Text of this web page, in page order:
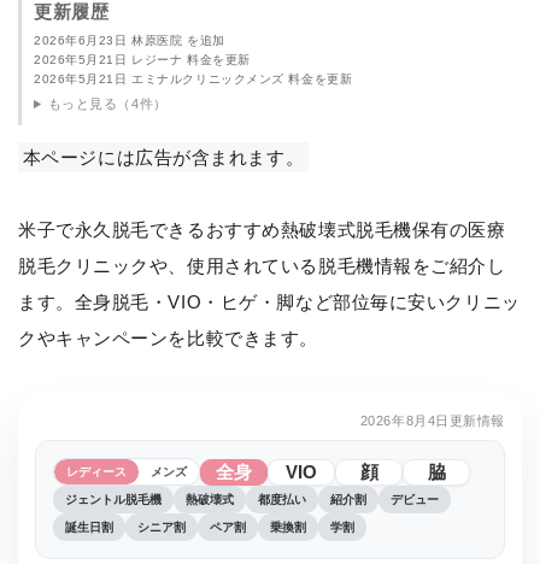
更新履歴
2026年6月23日 林原医院 を追加
2026年5月21日 レジーナ 料金を更新
2026年5月21日 エミナルクリニックメンズ 料金を更新
もっと見る（4件）
本ページには広告が含まれます。
米子で永久脱毛できるおすすめ熱破壊式脱毛機保有の医療
脱毛クリニックや、使用されている脱毛機情報をご紹介し
ます。全身脱毛・VIO・ヒゲ・脚など部位毎に安いクリニッ
クやキャンペーンを比較できます。
2026年8月4日更新情報
レディース メンズ 全身 VIO 顔 脇
ジェントル脱毛機 熱破壊式 都度払い 紹介割 デビュー
誕生日割 シニア割 ペア割 乗換割 学割